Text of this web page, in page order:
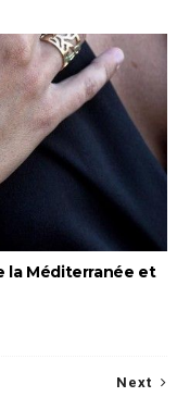
la Méditerranée et
Next